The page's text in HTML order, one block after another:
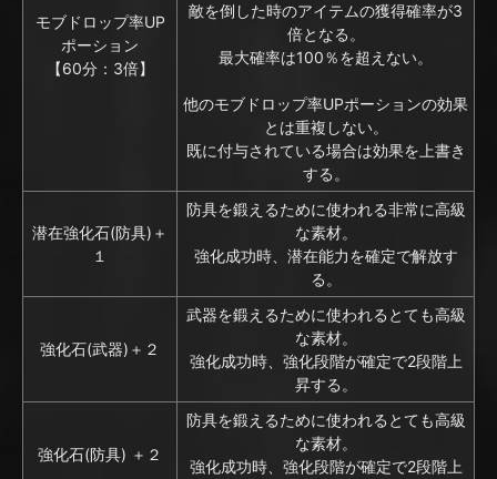
モブドロップ率UP
ポーション
【60分：3倍】
敵を倒した時のアイテムの獲得確率が3
倍となる。
最大確率は100％を超えない。
他のモブドロップ率UPポーションの効果
とは重複しない。
既に付与されている場合は効果を上書き
する。
潜在強化石(防具)＋
１
防具を鍛えるために使われる非常に高級
な素材。
強化成功時、潜在能力を確定で解放す
る。
強化石(武器)＋２
武器を鍛えるために使われるとても高級
な素材。
強化成功時、強化段階が確定で2段階上
昇する。
強化石(防具) ＋２
防具を鍛えるために使われるとても高級
な素材。
強化成功時、強化段階が確定で2段階上